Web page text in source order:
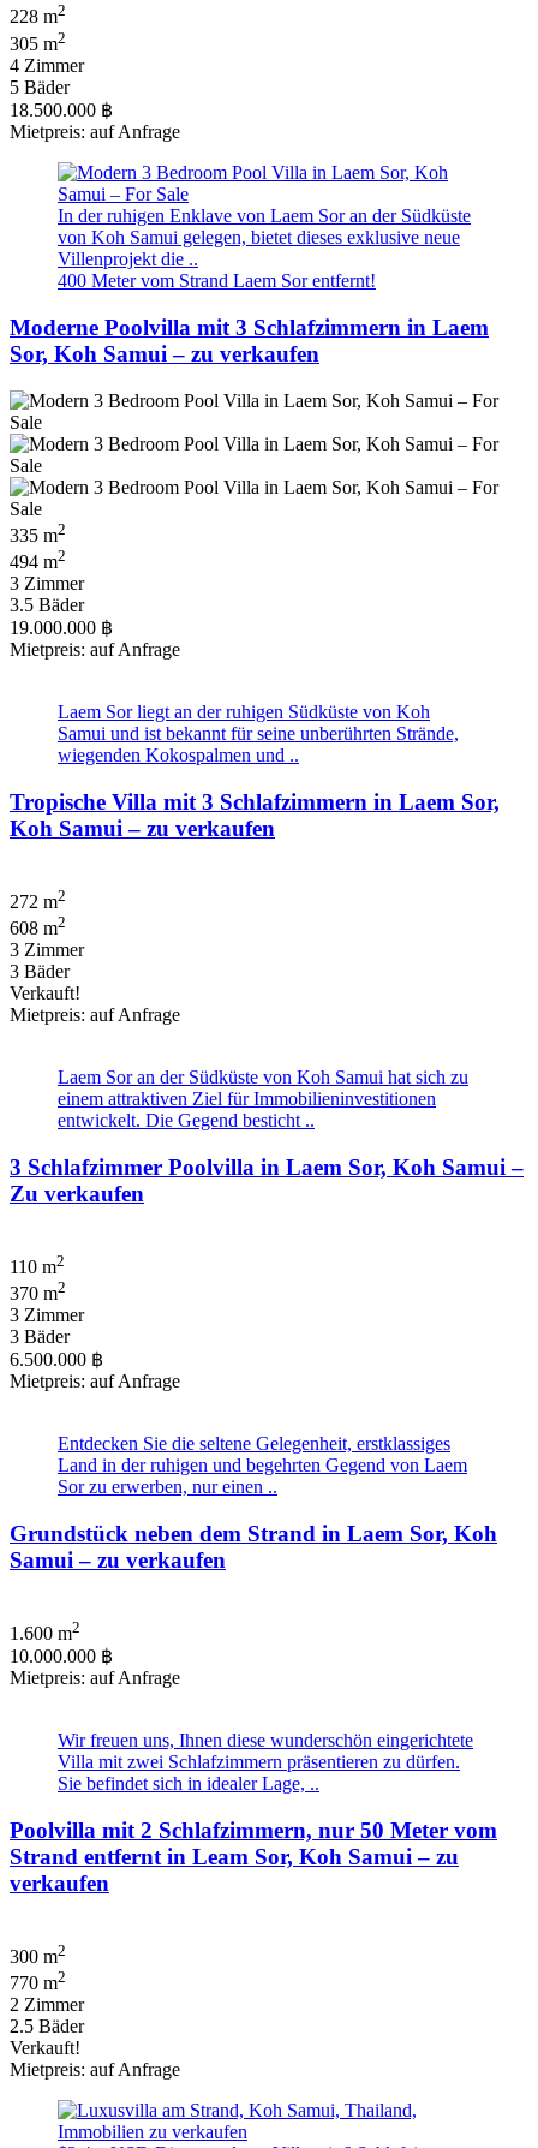
228 m2
305 m2
4 Zimmer
5 Bäder
18.500.000 ฿
Mietpreis: auf Anfrage
In der ruhigen Enklave von Laem Sor an der Südküste
von Koh Samui gelegen, bietet dieses exklusive neue
Villenprojekt die ..
400 Meter vom Strand Laem Sor entfernt!
Moderne Poolvilla mit 3 Schlafzimmern in Laem
Sor, Koh Samui – zu verkaufen
335 m2
494 m2
3 Zimmer
3.5 Bäder
19.000.000 ฿
Mietpreis: auf Anfrage
Laem Sor liegt an der ruhigen Südküste von Koh
Samui und ist bekannt für seine unberührten Strände,
wiegenden Kokospalmen und ..
Tropische Villa mit 3 Schlafzimmern in Laem Sor,
Koh Samui – zu verkaufen
272 m2
608 m2
3 Zimmer
3 Bäder
Verkauft!
Mietpreis: auf Anfrage
Laem Sor an der Südküste von Koh Samui hat sich zu
einem attraktiven Ziel für Immobilieninvestitionen
entwickelt. Die Gegend besticht ..
3 Schlafzimmer Poolvilla in Laem Sor, Koh Samui –
Zu verkaufen
110 m2
370 m2
3 Zimmer
3 Bäder
6.500.000 ฿
Mietpreis: auf Anfrage
Entdecken Sie die seltene Gelegenheit, erstklassiges
Land in der ruhigen und begehrten Gegend von Laem
Sor zu erwerben, nur einen ..
Grundstück neben dem Strand in Laem Sor, Koh
Samui – zu verkaufen
1.600 m2
10.000.000 ฿
Mietpreis: auf Anfrage
Wir freuen uns, Ihnen diese wunderschön eingerichtete
Villa mit zwei Schlafzimmern präsentieren zu dürfen.
Sie befindet sich in idealer Lage, ..
Poolvilla mit 2 Schlafzimmern, nur 50 Meter vom
Strand entfernt in Leam Sor, Koh Samui – zu
verkaufen
300 m2
770 m2
2 Zimmer
2.5 Bäder
Verkauft!
Mietpreis: auf Anfrage